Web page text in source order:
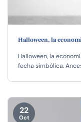
Halloween, la
Halloween, la
fecha simbólica.
22
Oct